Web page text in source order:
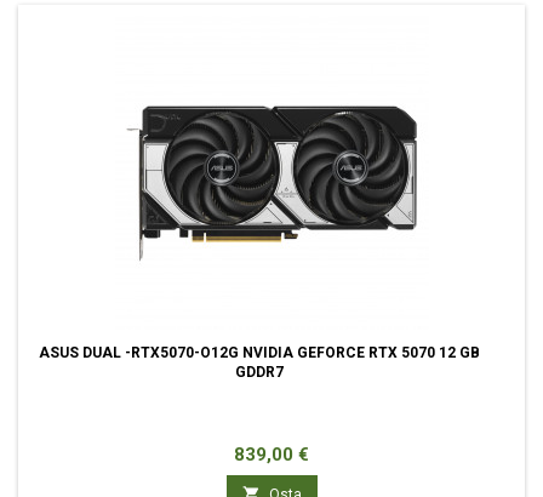
ASUS DUAL -RTX5070-O12G NVIDIA GEFORCE RTX 5070 12 GB
GDDR7
Hinta
839,00 €